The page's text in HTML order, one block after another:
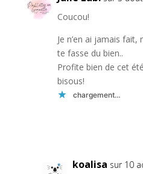
Coucou!
Je n’en ai jamais
te fasse du bien..
Profite bien de cet
bisous!
chargement…
koalisa sur 10